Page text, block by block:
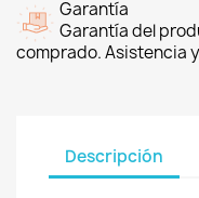
Garantía
Garantía del
comprado. Asistencia
Descripción